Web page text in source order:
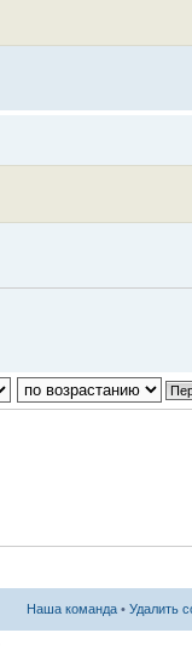
Наша команда • Удалить